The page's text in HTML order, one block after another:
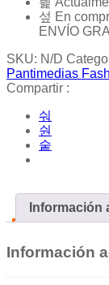
En
ENVÍO
SKU: N/D
Pantimedias
Compartir :
Información
Información